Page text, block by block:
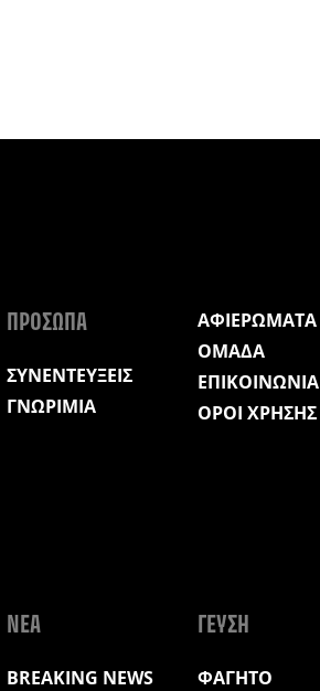
ΠΡΟΣΩΠΑ
ΣΥΝΕΝΤΕΥΞΕΙΣ
ΓΝΩΡΙΜΙΑ
ΑΦΙΕΡΩΜΑΤΑ
ΟΜΑΔΑ
ΕΠΙΚΟΙΝΩΝΙΑ
ΟΡΟΙ ΧΡΗΣΗΣ
ΝΕΑ
BREAKING NEWS
ΓΕΥΣΗ
ΦΑΓΗΤΟ